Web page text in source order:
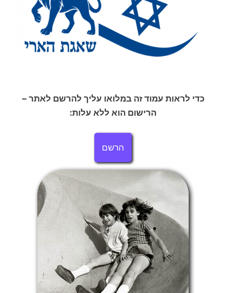
כדי לראות עמוד זה במלואו עליך להרשם לאתר –
הרישום הוא ללא עלות:
הרשם